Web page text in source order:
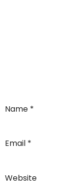
Name *
Email *
Website